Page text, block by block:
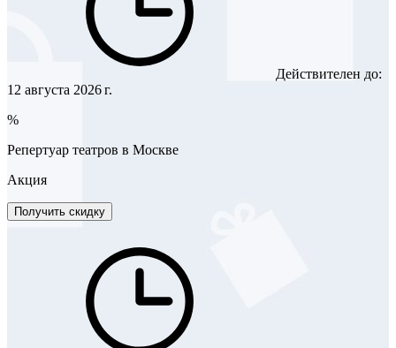
Действителен до:
12 августа 2026 г.
%
Репертуар театров в Москве
Акция
Получить скидку